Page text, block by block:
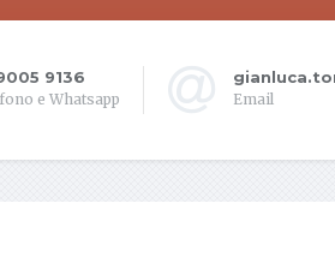
9136
e Whatsapp Email